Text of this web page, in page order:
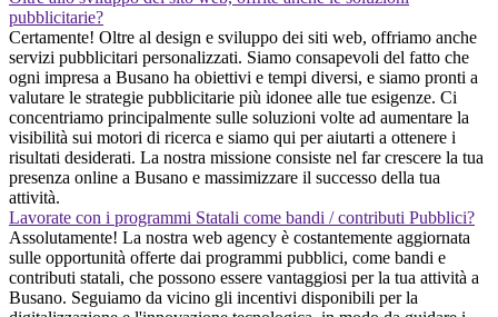
pubblicitarie?
Certamente! Oltre al design e sviluppo dei siti web, offriamo anche
servizi pubblicitari personalizzati. Siamo consapevoli del fatto che
ogni impresa a Busano ha obiettivi e tempi diversi, e siamo pronti a
valutare le strategie pubblicitarie più idonee alle tue esigenze. Ci
concentriamo principalmente sulle soluzioni volte ad aumentare la
visibilità sui motori di ricerca e siamo qui per aiutarti a ottenere i
risultati desiderati. La nostra missione consiste nel far crescere la tua
presenza online a Busano e massimizzare il successo della tua
attività.
Lavorate con i programmi Statali come bandi / contributi Pubblici?
Assolutamente! La nostra web agency è costantemente aggiornata
sulle opportunità offerte dai programmi pubblici, come bandi e
contributi statali, che possono essere vantaggiosi per la tua attività a
Busano. Seguiamo da vicino gli incentivi disponibili per la